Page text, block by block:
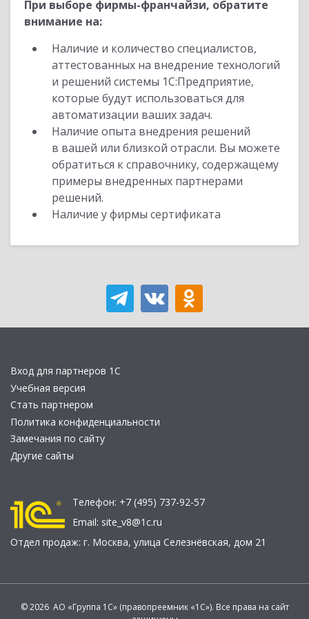
При выборе фирмы-франчайзи, обратите
внимание на:
Наличие и количество специалистов,
аттестованных на внедрение технологий
и решений системы 1С:Предприятие,
которые будут использоваться для
автоматизации ваших задач.
Наличие опыта внедрения решений
в вашей или близкой отрасли. Вы можете
обратиться к справочнику, содержащему
примеры внедренных партнерами
решений.
Наличие у фирмы сертификата
Вход для партнеров 1С
Учебная версия
Стать партнером
Политика конфиденциальности
Замечания по сайту
Другие сайты
Телефон: +7 (495) 737-92-57
Email: site_v8@1c.ru
Отдел продаж: г. Москва, улица Селезнёвская, дом 21
© 2026 АО «Группа 1С» (правопреемник «1С»). Все права на сайт